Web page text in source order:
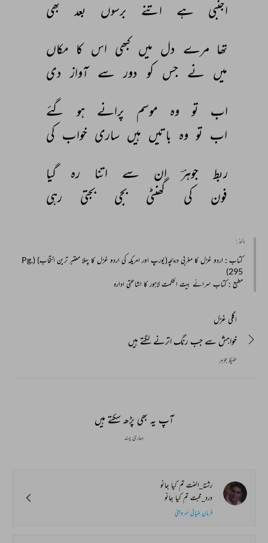
اجنبی
ہے اتنے برسوں بعد
بھی
تھا مرے دل میں کبھی اس کا مکاں
میں نے جس کو دور سے آواز دی
اب
تو وہ موسم پرانے ہو
گئے
اب تو وہ باتیں ہیں ساری خواب کی
ربط
جوہرؔ ان سے اتنا رہ
گیا
فون
کی گھنٹی بجی بجتی رہی
مأخذ :
کتاب
: اردو غزل کا مغربی دریچہ(یورپ اور امریکہ کی اردو غزل کا پہلا معتبر ترین انتخاب) (Pg.
295)
مطبع : کتاب سرائے بیت الحکمت لاہور کا اشاعتی ادارہ
اگلی غزل
خواہش سے جب رنگ اترنے لگتے ہیں
حفیظ جوہر
آپ یہ بھی پڑھ سکتے ہیں
ہماری پسند
رشتۂ_الفت تم کیا جانو
درد_محبت تم کیا جانو
فرمان ضیائی سروجنی